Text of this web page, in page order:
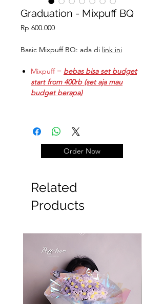
Graduation - Mixpuff BQ
Rp 600.000Price
Basic Mixpuff BQ: ada di link ini
Mixpuff = bebas bisa set budget
start from 400rb (set aja mau
budget berapa)
Teddy Graduation L: 105k (t:
±23cm)
Teddy Graduation LittlePuff : 105k
#Wisuda #graduation
Order Now
Related
Products